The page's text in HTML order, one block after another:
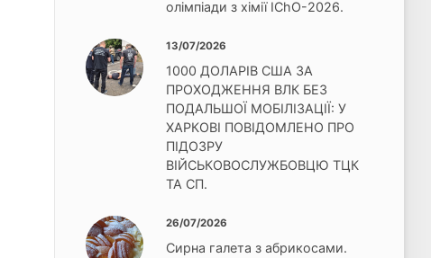
олімпіади з хімії IChO-2026.
13/07/2026
1000 ДОЛАРІВ США ЗА
ПРОХОДЖЕННЯ ВЛК БЕЗ
ПОДАЛЬШОЇ МОБІЛІЗАЦІЇ: У
ХАРКОВІ ПОВІДОМЛЕНО ПРО
ПІДОЗРУ
ВІЙСЬКОВОСЛУЖБОВЦЮ ТЦК
ТА СП.
26/07/2026
Сирна галета з абрикосами.